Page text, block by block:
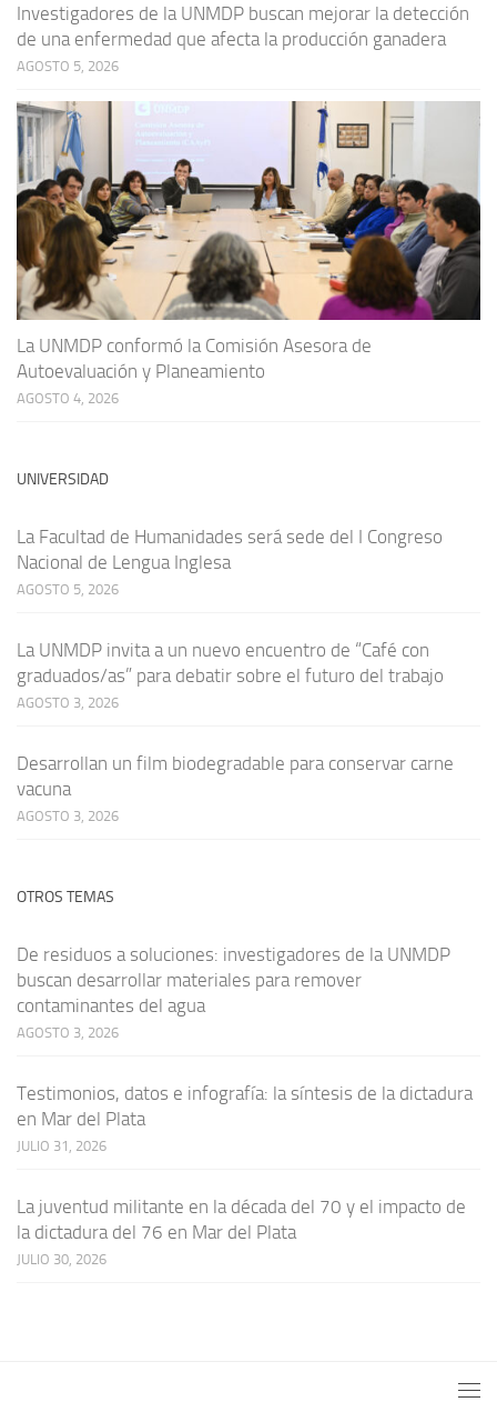
Investigadores de la UNMDP buscan mejorar la detección
de una enfermedad que afecta la producción ganadera
AGOSTO 5, 2026
La UNMDP conformó la Comisión Asesora de
Autoevaluación y Planeamiento
AGOSTO 4, 2026
UNIVERSIDAD
La Facultad de Humanidades será sede del I Congreso
Nacional de Lengua Inglesa
AGOSTO 5, 2026
La UNMDP invita a un nuevo encuentro de “Café con
graduados/as” para debatir sobre el futuro del trabajo
AGOSTO 3, 2026
Desarrollan un film biodegradable para conservar carne
vacuna
AGOSTO 3, 2026
OTROS TEMAS
De residuos a soluciones: investigadores de la UNMDP
buscan desarrollar materiales para remover
contaminantes del agua
AGOSTO 3, 2026
Testimonios, datos e infografía: la síntesis de la dictadura
en Mar del Plata
JULIO 31, 2026
La juventud militante en la década del 70 y el impacto de
la dictadura del 76 en Mar del Plata
JULIO 30, 2026